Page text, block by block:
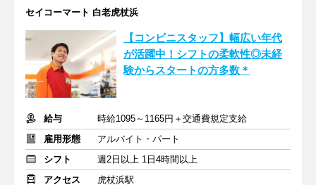
セイコーマート 白老虎杖浜
【コンビニスタッフ】幅広い年代
が活躍中！シフトの柔軟性◎未経
験からスタートの方多数＊
給与
時給1095～1165円＋交通費規定支給
雇用形態
アルバイト・パート
シフト
週2日以上 1日4時間以上
アクセス
虎杖浜駅